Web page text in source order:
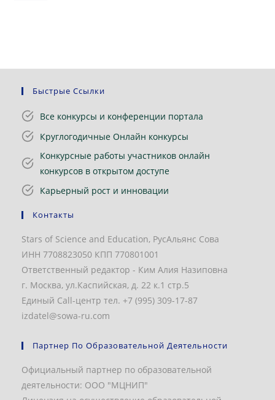
Быстрые Ссылки
Все конкурсы и конференции портала
Круглогодичные Онлайн конкурсы
Конкурсные работы участников онлайн
конкурсов в открытом доступе
Карьерный рост и инновации
Контакты
Stars of Science and Education, РусАльянс Сова
ИНН 7708823050 КПП 770801001
Ответственный редактор - Ким Алия Назиповна
г. Москва, ул.Каспийская, д. 22 к.1 стр.5
Единый Call-центр тел. +7 (995) 309-17-87
izdatel@sowa-ru.com
Партнер По Образовательной Деятельности
Официальный партнер по образовательной
деятельности: ООО "МЦНИП"